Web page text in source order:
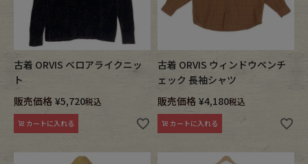
vintage bicycle
FAFATT
古着 ORVIS ベロアライクニッ
ト
販売価格 ¥5,720税込
カートに入れる
古着 ORVIS ウィンドウペンチ
ェック 長袖シャツ
販売価格 ¥4,180税込
カートに入れる